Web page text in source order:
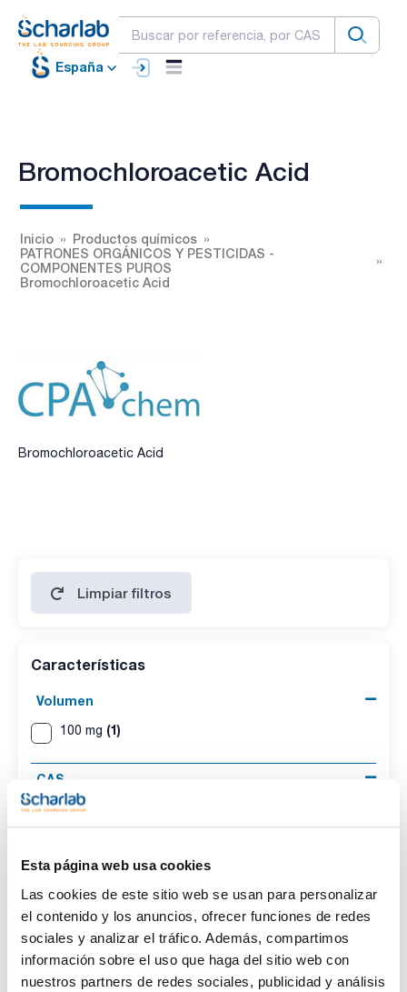
Esta página web usa cookies
Las cookies de este sitio web se usan para personalizar
el contenido y los anuncios, ofrecer funciones de redes
sociales y analizar el tráfico. Además, compartimos
información sobre el uso que haga del sitio web con
nuestros partners de redes sociales, publicidad y análisis
España
Bromochloroacetic Acid
Inicio
Productos químicos
PATRONES ORGÁNICOS Y PESTICIDAS -
COMPONENTES PUROS
Bromochloroacetic Acid
Bromochloroacetic Acid
Limpiar filtros
Características
Volumen
100 mg (1)
CAS
[5589-96-8]
100 mg [5589-96-8]
Referencia
SB15871100
Envase
x 0,050mL
Precio
Comprar